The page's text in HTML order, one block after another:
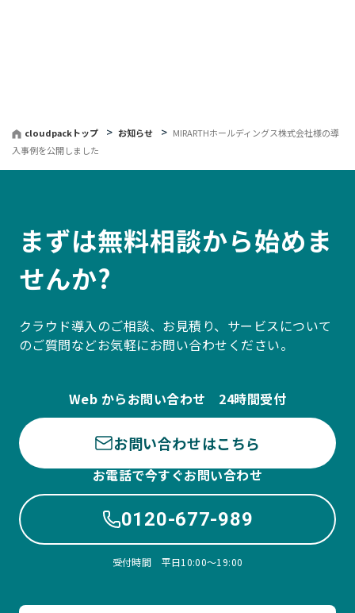
cloudpackトップ お知らせ
MIRARTHホールディングス株式会社様の導
入事例を公開しました
まずは無料相談から始めま
せんか?
クラウド導入のご相談、お見積り、サービスについて
のご質問などお気軽にお問い合わせください。
Web からお問い合わせ 24時間受付
お問い合わせはこちら
お電話で今すぐお問い合わせ
0120-677-989
受付時間 平日10:00〜19:00